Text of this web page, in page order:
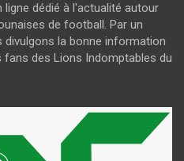
dédié à l'actualité autour
de football. Par un
la bonne information
des Lions Indomptables du